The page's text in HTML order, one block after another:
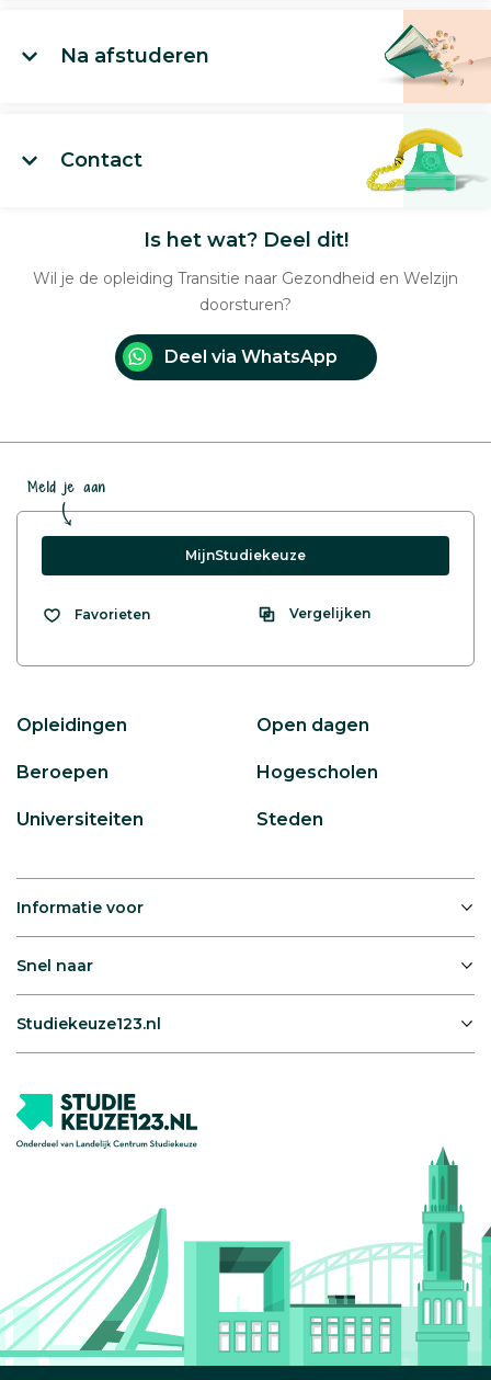
Na afstuderen
Contact
Is het wat? Deel dit!
Wil je de opleiding Transitie naar Gezondheid en Welzijn
doorsturen?
Deel via WhatsApp
Meld je aan
MijnStudiekeuze
Favorieten Vergelijken
Opleidingen Open dagen
Beroepen Hogescholen
Universiteiten Steden
Informatie voor
Snel naar
Studiekeuze123.nl